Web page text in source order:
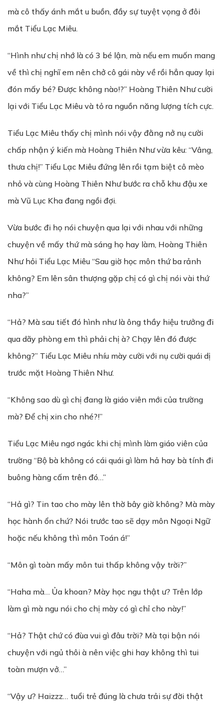
mà cô thấy ánh mắt u buồn, đầy sự tuyệt vọng ở đôi
mắt Tiểu Lạc Miêu.
“Hình như chị nhớ là có 3 bé lận, mà nếu em muốn mang
về thì chị nghĩ em nên chở cô gái này về rồi hẳn quay lại
đón mấy bé? Được không nào!?” Hoàng Thiên Như cười
lại với Tiểu Lạc Miêu và tỏ ra nguồn năng lượng tích cực.
Tiểu Lạc Miêu thấy chị mình nói vậy đằng nở nụ cười
chấp nhận ý kiến mà Hoàng Thiên Như vừa kêu: “Vâng,
thưa chị!” Tiểu Lạc Miêu đứng lên rồi tạm biệt cô mèo
nhỏ và cùng Hoàng Thiên Như bước ra chỗ khu đậu xe
mà Vũ Lục Kha đang ngồi đợi.
Vừa bước đi họ nói chuyện qua lại với nhau với những
chuyện về mấy thứ mà sáng họ hay làm, Hoàng Thiên
Như hỏi Tiểu Lạc Miêu “Sau giờ học môn thứ ba rảnh
không? Em lên sân thượng gặp chị có gì chị nói vài thứ
nha?”
“Hả? Mà sau tiết đó hình như là ông thầy hiệu trưởng đi
qua dãy phòng em thì phải chị à? Chạy lên đó được
không?” Tiểu Lạc Miêu nhíu mày cười với nụ cười quái dị
trước mặt Hoàng Thiên Như.
“Không sao dù gì chị đang là giáo viên mới của trường
mà? Để chị xin cho nhé?!”
Tiểu Lạc Miêu ngơ ngác khi chị mình làm giáo viên của
trường “Bộ bà không có cái quái gì làm hả hay bà tính đi
buông hàng cấm trên đó…”
“Hả gì? Tin tao cho mày lên thờ bây giờ không? Mà mày
học hành ổn chứ? Nói trước tao sẽ dạy môn Ngoại Ngữ
hoặc nếu không thì môn Toán á!”
“Môn gì toàn mấy môn tui thấp không vậy trời?”
“Haha mà… Ủa khoan? Mày học ngu thật ư? Trên lớp
làm gì mà ngu nói cho chị mày có gì chỉ cho này!”
“Hả? Thật chứ có đùa vui gì đâu trời? Mà tại bận nói
chuyện với ngủ thôi à nên việc ghi hay không thì tui
toàn mượn vở…”
“Vậy ư? Haizzz… tuổi trẻ đúng là chưa trải sự đời thật